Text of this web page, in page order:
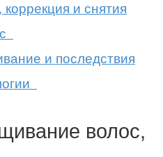
и снятия
и последствия
волос,